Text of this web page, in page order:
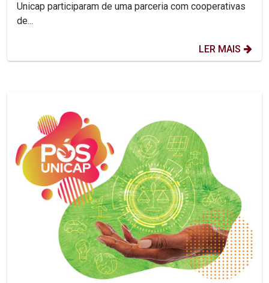
Unicap participaram de uma parceria com cooperativas
de...
LER MAIS